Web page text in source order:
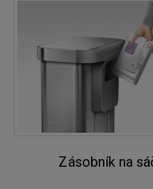
Zásobník na